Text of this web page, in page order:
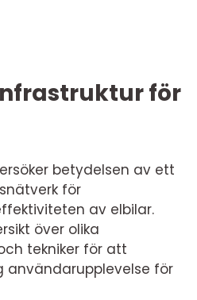
för
betydelsen av ett
för
av elbilar.
över olika
tekniker för att
användarupplevelse för